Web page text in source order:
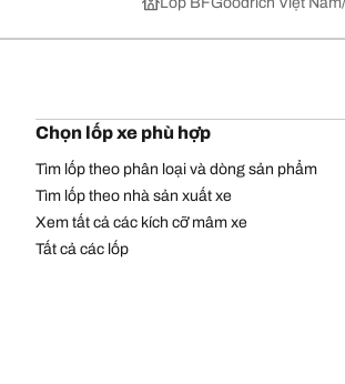
Chọn lốp xe phù hợp
Tìm lốp theo phân loại và dòng sản phẩm
Tìm lốp theo nhà sản xuất xe
Xem tất cả các kích cỡ mâm xe
Tất cả các lốp